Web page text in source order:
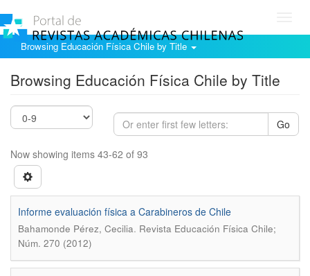
Browsing Educación Física Chile by Title
Browsing Educación Física Chile by Title
Go
Now showing items 43-62 of 93
Informe evaluación física a Carabineros de Chile
Bahamonde Pérez, Cecilia. Revista Educación Física Chile;
Núm. 270 (2012)